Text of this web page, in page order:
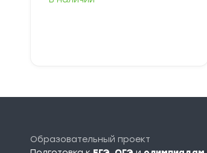
Образовательный проект